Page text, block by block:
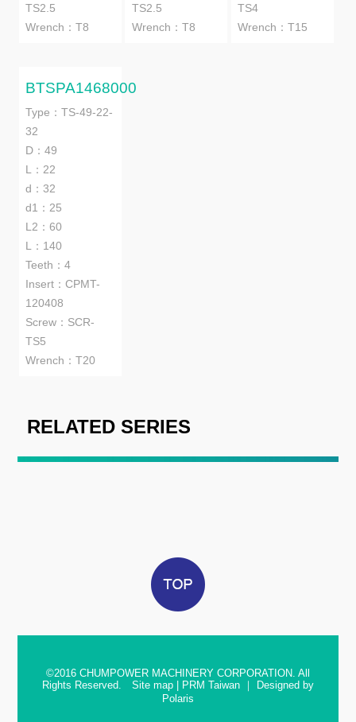
TS2.5
Wrench：T8
TS2.5
Wrench：T8
TS4
Wrench：T15
BTSPA1468000
Type：TS-49-22-
32
D：49
L：22
d：32
d1：25
L2：60
L：140
Teeth：4
Insert：CPMT-
120408
Screw：SCR-
TS5
Wrench：T20
RELATED SERIES
©2016 CHUMPOWER MACHINERY CORPORATION. All
Rights Reserved. Site map| PRM Taiwan｜
Designed by
Polaris